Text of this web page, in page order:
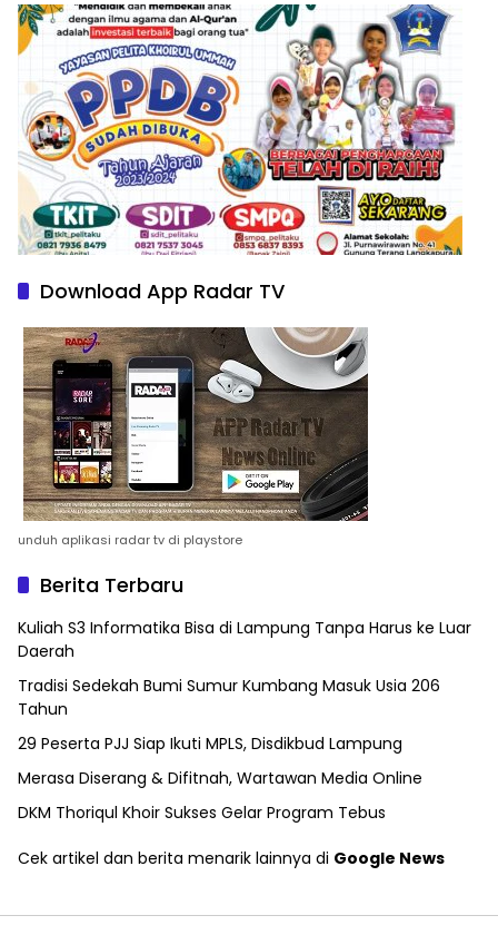
Download App Radar TV
unduh aplikasi radar tv di playstore
Berita Terbaru
Kuliah S3 Informatika Bisa di Lampung Tanpa Harus ke Luar
Daerah
Tradisi Sedekah Bumi Sumur Kumbang Masuk Usia 206
Tahun
29 Peserta PJJ Siap Ikuti MPLS, Disdikbud Lampung
Merasa Diserang & Difitnah, Wartawan Media Online
DKM Thoriqul Khoir Sukses Gelar Program Tebus
Cek artikel dan berita menarik lainnya di Google News